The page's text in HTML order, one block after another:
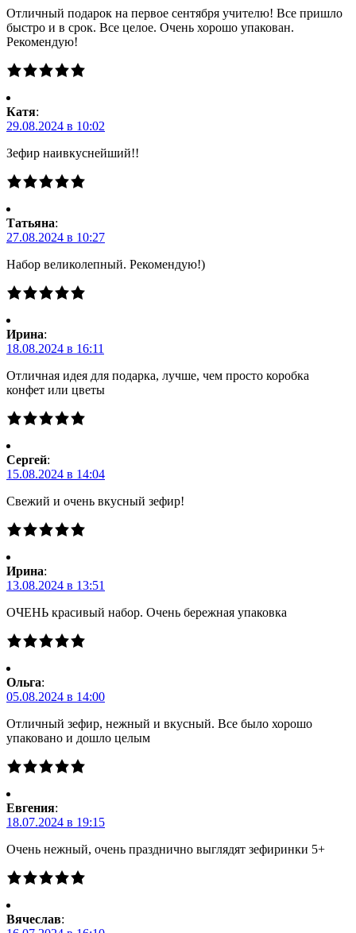
Отличный подарок на первое сентября учителю! Все пришло
быстро и в срок. Все целое. Очень хорошо упакован.
Рекомендую!
Катя:
29.08.2024 в 10:02
Зефир наивкуснейший!!
Татьяна:
27.08.2024 в 10:27
Набор великолепный. Рекомендую!)
Ирина:
18.08.2024 в 16:11
Отличная идея для подарка, лучше, чем просто коробка
конфет или цветы
Сергей:
15.08.2024 в 14:04
Свежий и очень вкусный зефир!
Ирина:
13.08.2024 в 13:51
ОЧЕНЬ красивый набор. Очень бережная упаковка
Ольга:
05.08.2024 в 14:00
Отличный зефир, нежный и вкусный. Все было хорошо
упаковано и дошло целым
Евгения:
18.07.2024 в 19:15
Очень нежный, очень празднично выглядят зефиринки 5+
Вячеслав: